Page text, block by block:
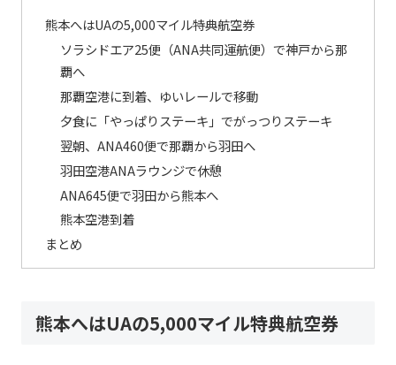
熊本へはUAの5,000マイル特典航空券
ソラシドエア25便（ANA共同運航便）で神戸から那
覇へ
那覇空港に到着、ゆいレールで移動
夕食に「やっぱりステーキ」でがっつりステーキ
翌朝、ANA460便で那覇から羽田へ
羽田空港ANAラウンジで休憩
ANA645便で羽田から熊本へ
熊本空港到着
まとめ
熊本へはUAの5,000マイル特典航空券